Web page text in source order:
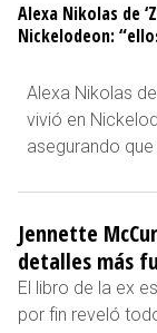
Alexa Nikolas de
Nickelodeon:
Alexa Nikolas
vivió en
asegurando
Jennette
detalles más
El libro de la ex
por fin reveló